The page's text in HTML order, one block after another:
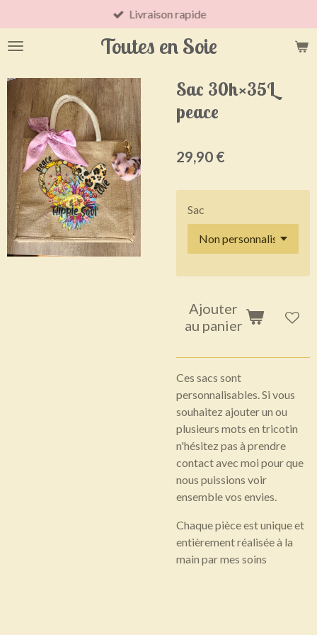
au
contenu
Toutes en Soie
Livraison rapide
Sac 30h×35L
peace
29,90 €
Sac
Ajouter
au panier
Ces sacs sont
personnalisables. Si vous
souhaitez ajouter un ou
plusieurs mots en tricotin
n'hésitez pas à prendre
contact avec moi pour que
nous puissions voir
ensemble vos envies.
Chaque pièce est unique et
entièrement réalisée à la
main par mes soins